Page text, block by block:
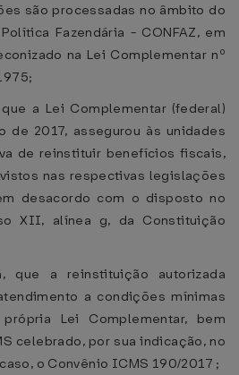
são processadas no âmbito do
Fazendária - CONFAZ, em
na Lei Complementar nº
a Lei Complementar (federal)
de 2017, assegurou às unidades
de reinstituir benefícios fiscais,
nas respectivas legislações
desacordo com o disposto no
XII, alínea g, da Constituição
que a reinstituição autorizada
a condições mínimas
Lei Complementar, bem
celebrado, por sua indicação, no
o Convênio ICMS 190/2017 ;